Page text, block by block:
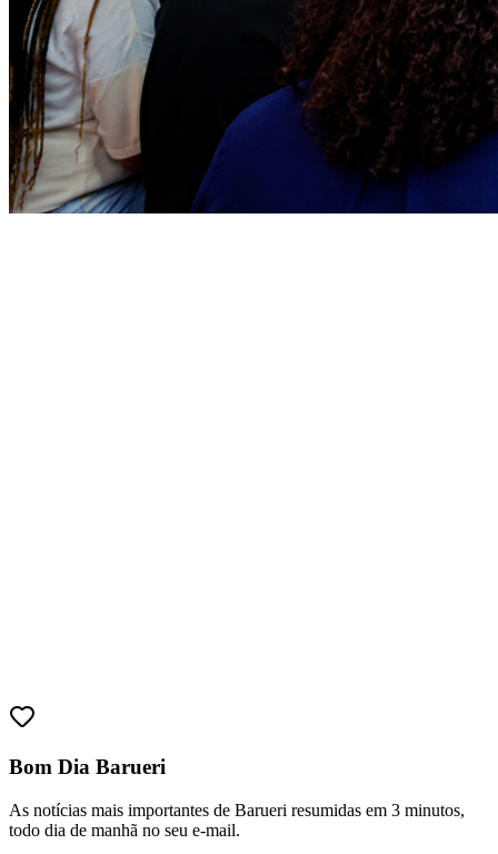
Bom Dia Barueri
As notícias mais importantes de Barueri resumidas em 3 minutos,
todo dia de manhã no seu e-mail.